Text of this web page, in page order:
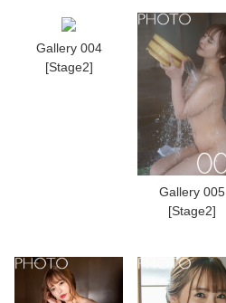
Gallery 004
[Stage2]
Gallery 005
[Stage2]